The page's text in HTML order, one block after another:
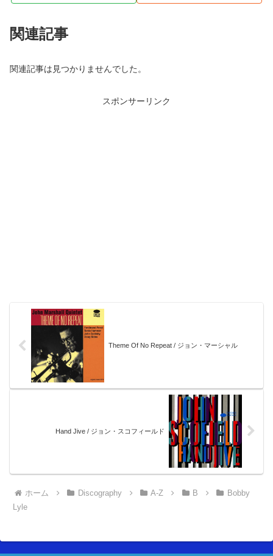
関連記事
関連記事は見つかりませんでした。
スポンサーリンク
Theme Of No Repeat / ジョン・マーシャル
Hand Jive / ジョン・スコフィールド
ホーム Discography A-Z B
Bobby
Lyle